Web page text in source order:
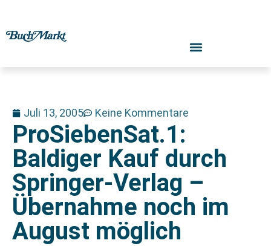
Juli 13, 2005 Keine Kommentare
ProSiebenSat.1:
Baldiger Kauf durch
Springer-Verlag –
Übernahme noch im
August möglich